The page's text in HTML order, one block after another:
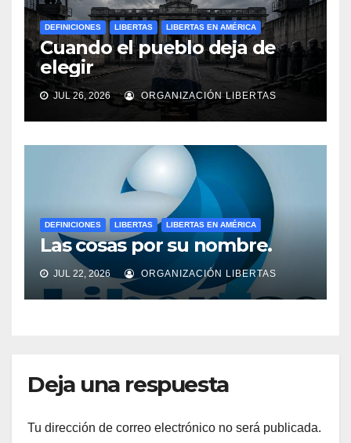
DEFINICIONES LIBERTAS LIBERTAS EN AMÉRICA
Cuando el pueblo deja de
elegir
JUL 26, 2026 ORGANIZACIÓN LIBERTAS
DEFINICIONES LIBERTAS LIBERTAS EN AMÉRICA
Las cosas por su nombre.
JUL 22, 2026 ORGANIZACIÓN LIBERTAS
Deja una respuesta
Tu dirección de correo electrónico no será publicada.